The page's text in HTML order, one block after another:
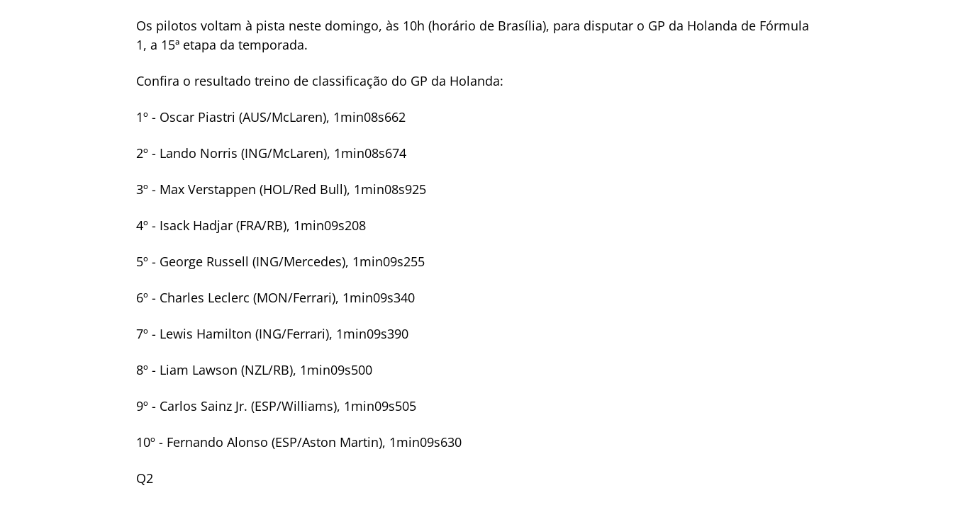
Os pilotos voltam à pista neste domingo, às 10h (horário de Brasília), para disputar o GP da Holanda de Fórmula
1, a 15ª etapa da temporada.
Confira o resultado treino de classificação do GP da Holanda:
1º - Oscar Piastri (AUS/McLaren), 1min08s662
2º - Lando Norris (ING/McLaren), 1min08s674
3º - Max Verstappen (HOL/Red Bull), 1min08s925
4º - Isack Hadjar (FRA/RB), 1min09s208
5º - George Russell (ING/Mercedes), 1min09s255
6º - Charles Leclerc (MON/Ferrari), 1min09s340
7º - Lewis Hamilton (ING/Ferrari), 1min09s390
8º - Liam Lawson (NZL/RB), 1min09s500
9º - Carlos Sainz Jr. (ESP/Williams), 1min09s505
10º - Fernando Alonso (ESP/Aston Martin), 1min09s630
Q2